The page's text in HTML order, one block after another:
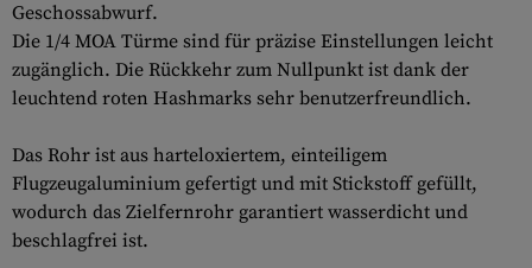
Geschossabwurf.
Die 1/4 MOA Türme sind für präzise Einstellungen leicht
zugänglich. Die Rückkehr zum Nullpunkt ist dank der
leuchtend roten Hashmarks sehr benutzerfreundlich.
Das Rohr ist aus harteloxiertem, einteiligem
Flugzeugaluminium gefertigt und mit Stickstoff gefüllt,
wodurch das Zielfernrohr garantiert wasserdicht und
beschlagfrei ist.